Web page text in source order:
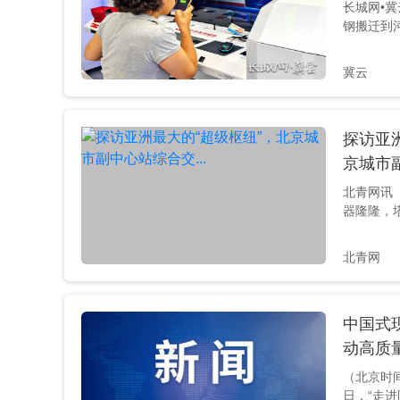
长城网•
钢搬迁到
政务服务
北京市通
向“走进
心政务服
北京城市
资料图
津市、河
冀云
探访亚
京城市
北青网讯
器隆隆，
程”)建设
纽”轮廓
心站枢纽
县故城遗
至杨坨中
61公顷
塔吊林...
北青网
中国式
动高质
（北京
日，“走